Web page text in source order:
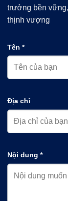
trưởng bền
thịnh vượng
Tên *
Địa chỉ
Nội dung *